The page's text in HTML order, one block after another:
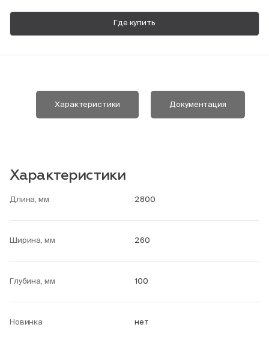
Где купить
Характеристики Документация
Характеристики
Длина, мм 2800
Ширина, мм 260
Глубина, мм 100
Новинка нет